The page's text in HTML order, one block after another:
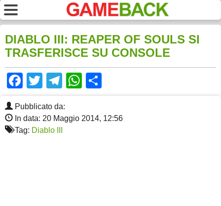
DIABLO III: REAPER OF SOULS SI
TRASFERISCE SU CONSOLE
Facebook
TwitterTelegram
WhatsApp
Pubblicato da:
In data: 20 Maggio 2014, 12:56
Tag: Diablo III